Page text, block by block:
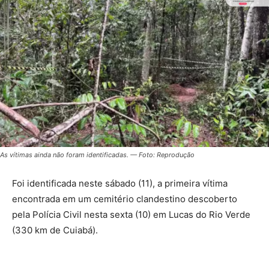
As vítimas ainda não foram identificadas. — Foto: Reprodução
Foi identificada neste sábado (11), a primeira vítima
encontrada em um cemitério clandestino descoberto
pela Polícia Civil nesta sexta (10) em Lucas do Rio Verde
(330 km de Cuiabá).